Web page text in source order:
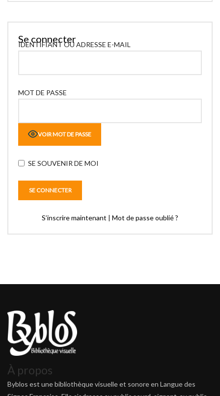
Se connecter
IDENTIFIANT OU ADRESSE E-MAIL
MOT DE PASSE
VOIR MOT DE PASSE
SE SOUVENIR DE MOI
S’inscrire maintenant | Mot de passe oublié ?
À propos
Byblos est une bibliothèque visuelle et sonore en Langue des